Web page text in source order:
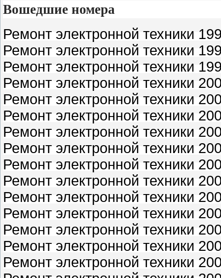
Вошедшие номера
Ремонт электронной техники
Ремонт электронной техники
Ремонт электронной техники
Ремонт электронной техники
Ремонт электронной техники
Ремонт электронной техники
Ремонт электронной техники
Ремонт электронной техники
Ремонт электронной техники
Ремонт электронной техники
Ремонт электронной техники
Ремонт электронной техники
Ремонт электронной техники
Ремонт электронной техники
Ремонт электронной техники